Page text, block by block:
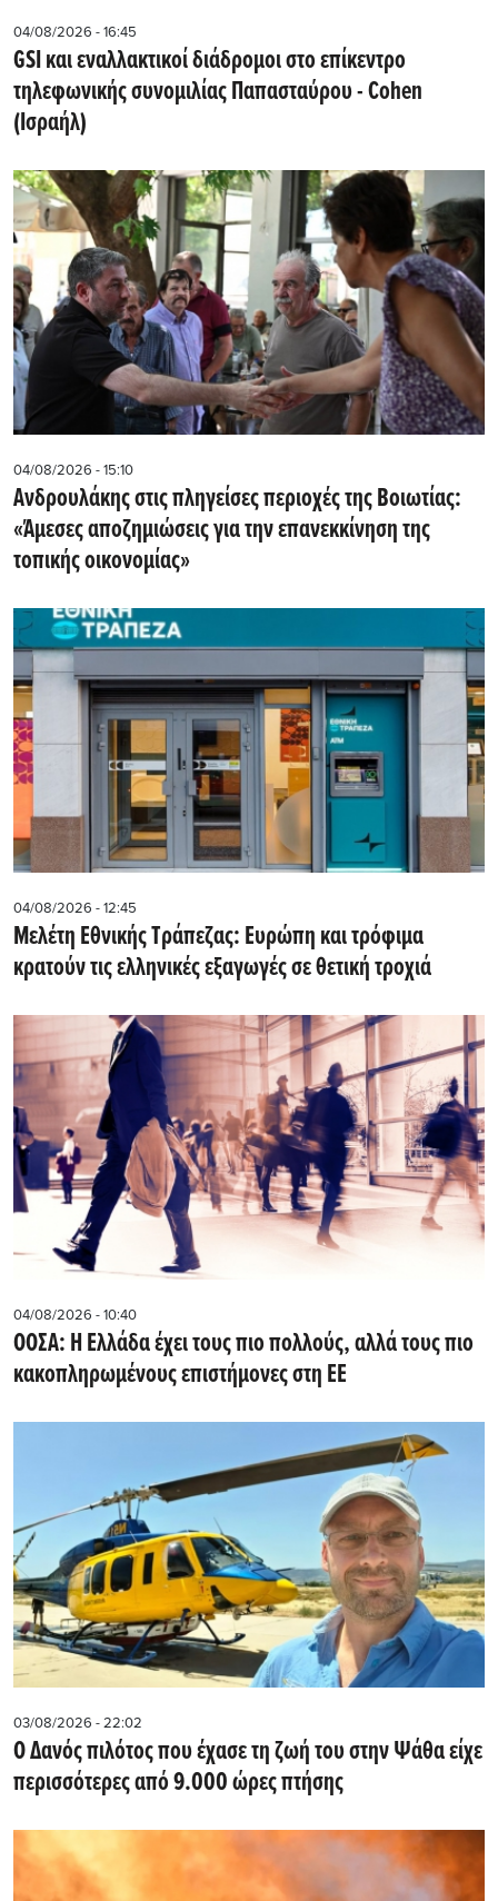
04/08/2026 - 16:45
GSI και εναλλακτικοί διάδρομοι στο επίκεντρο
τηλεφωνικής συνομιλίας Παπασταύρου - Cohen
(Ισραήλ)
04/08/2026 - 15:10
Ανδρουλάκης στις πληγείσες περιοχές της Βοιωτίας:
«Άμεσες αποζημιώσεις για την επανεκκίνηση της
τοπικής οικονομίας»
04/08/2026 - 12:45
Μελέτη Εθνικής Τράπεζας: Ευρώπη και τρόφιμα
κρατούν τις ελληνικές εξαγωγές σε θετική τροχιά
04/08/2026 - 10:40
ΟΟΣΑ: Η Ελλάδα έχει τους πιο πολλούς, αλλά τους πιο
κακοπληρωμένους επιστήμονες στη ΕΕ
03/08/2026 - 22:02
Ο Δανός πιλότος που έχασε τη ζωή του στην Ψάθα είχε
περισσότερες από 9.000 ώρες πτήσης